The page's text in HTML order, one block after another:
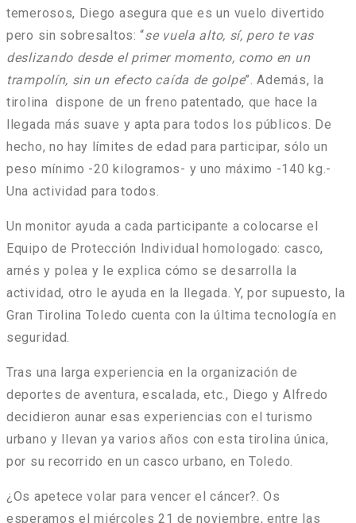
temerosos, Diego asegura que es un vuelo divertido
pero sin sobresaltos: “se vuela alto, sí, pero te vas
deslizando desde el primer momento, como en un
trampolín, sin un efecto caída de golpe”. Además, la
tirolina dispone de un freno patentado, que hace la
llegada más suave y apta para todos los públicos. De
hecho, no hay límites de edad para participar, sólo un
peso mínimo -20 kilogramos- y uno máximo -140 kg.-
Una actividad para todos.
Un monitor ayuda a cada participante a colocarse el
Equipo de Protección Individual homologado: casco,
arnés y polea y le explica cómo se desarrolla la
actividad, otro le ayuda en la llegada. Y, por supuesto, la
Gran Tirolina Toledo cuenta con la última tecnología en
seguridad.
Tras una larga experiencia en la organización de
deportes de aventura, escalada, etc., Diego y Alfredo
decidieron aunar esas experiencias con el turismo
urbano y llevan ya varios años con esta tirolina única,
por su recorrido en un casco urbano, en Toledo.
¿Os apetecevolar para vencer el cáncer?. Os
esperamos elmiércoles 21 de noviembre, entre las